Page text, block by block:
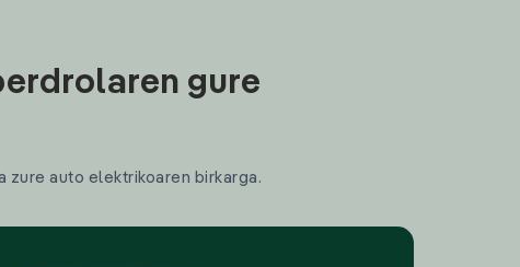
gure
zure auto elektrikoaren birkarga.